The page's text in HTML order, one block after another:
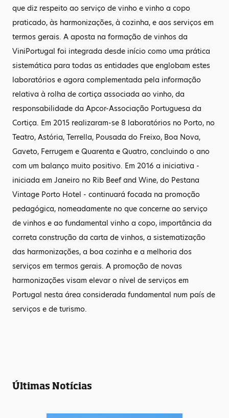
que diz respeito ao serviço de vinho e vinho a copo
praticado, às harmonizações, à cozinha, e aos serviços em
termos gerais. A aposta na formação de vinhos da
ViniPortugal foi integrada desde início como uma prática
sistemática para todas as entidades que englobam estes
laboratórios e agora complementada pela informação
relativa à rolha de cortiça associada ao vinho, da
responsabilidade da Apcor-Associação Portuguesa da
Cortiça. Em 2015 realizaram-se 8 laboratórios no Porto, no
Teatro, Astória, Terrella, Pousada do Freixo, Boa Nova,
Gaveto, Ferrugem e Quarenta e Quatro, concluindo o ano
com um balanço muito positivo. Em 2016 a iniciativa -
iniciada em Janeiro no Rib Beef and Wine, do Pestana
Vintage Porto Hotel - continuará focada na promoção
pedagógica, nomeadamente no que concerne ao serviço
de vinhos e ao fundamental vinho a copo, importância da
correta construção da carta de vinhos, a sistematização
das harmonizações, a boa cozinha e a melhoria dos
serviços em termos gerais. A promoção de novas
harmonizações visam elevar o nível de serviços em
Portugal nesta área considerada fundamental num país de
serviços e de turismo.
Últimas Notícias